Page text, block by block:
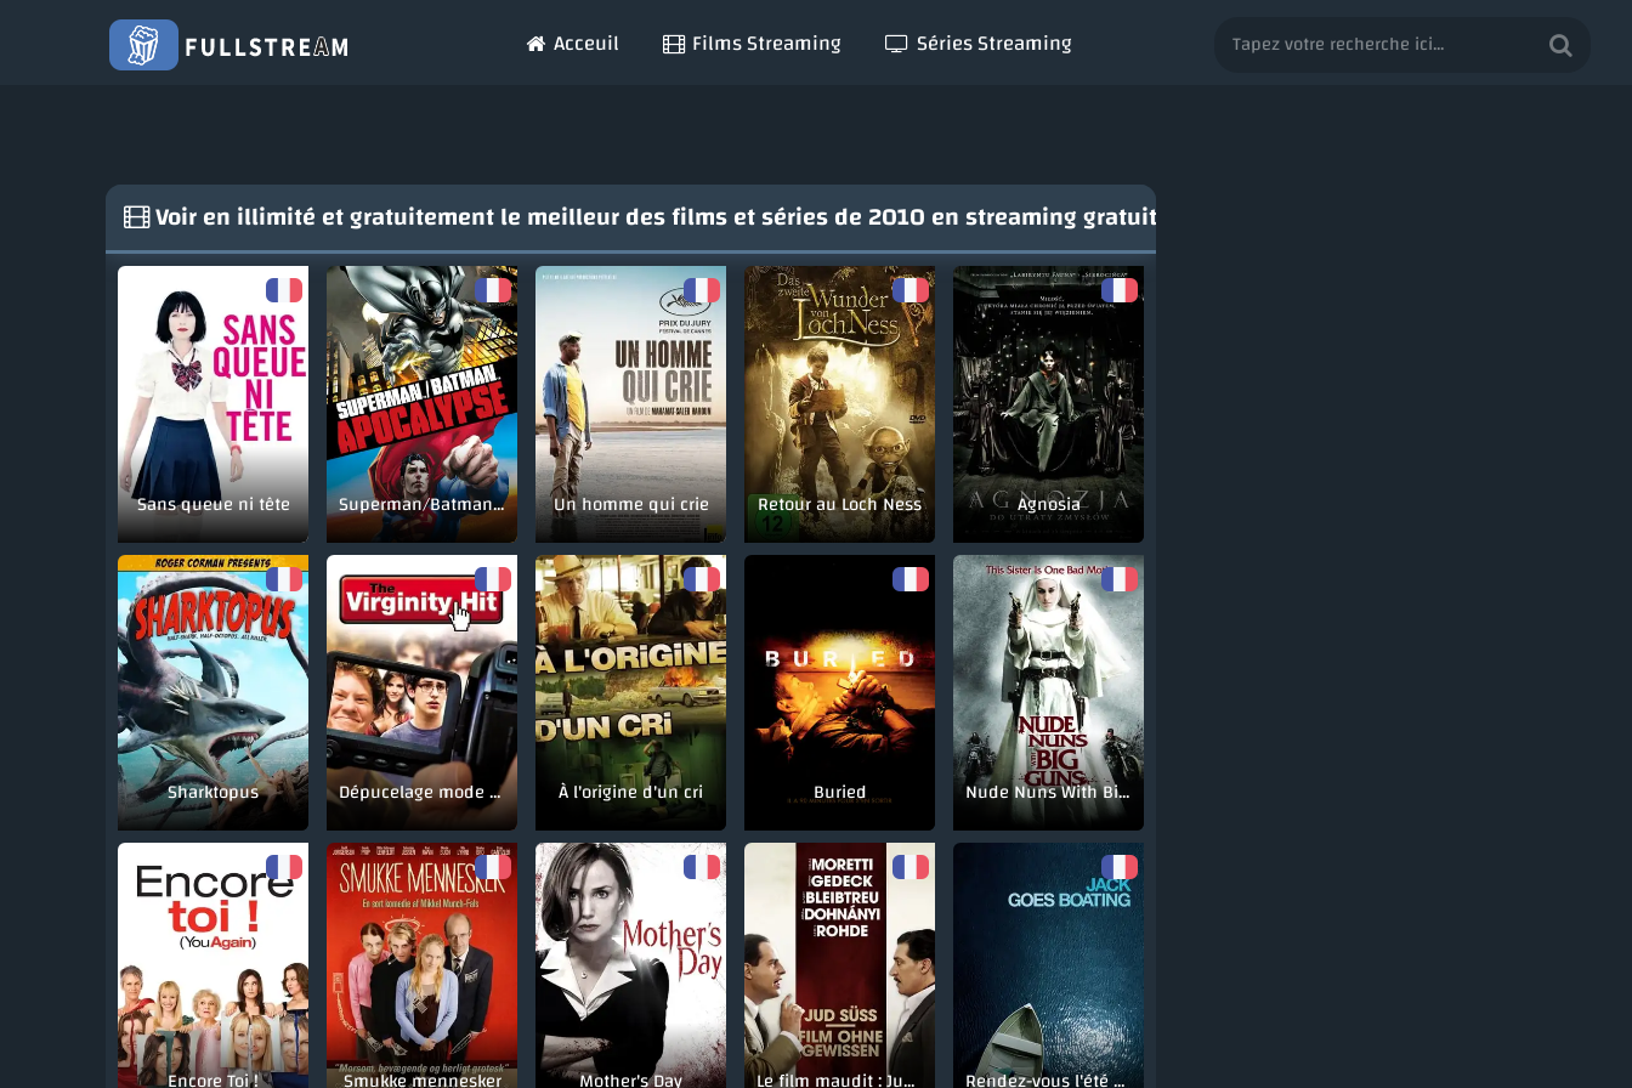
Acceuil Films Streaming Séries Streaming
Voir en illimité et gratuitement le meilleur des films et séries de 2010 en streaming gratuit VF ou VOSTFR - Page 14
Sans queue ni tête Superman/Batman: Apocalypse Un homme qui crie Retour au Loch Ness Agnosia
Sharktopus Dépucelage mode d'emploi À l'origine d'un cri Buried Nude Nuns With Big Guns
Encore Toi ! Smukke mennesker Mother's Day Le film maudit : Jud Süss Rendez-vous l'été prochain